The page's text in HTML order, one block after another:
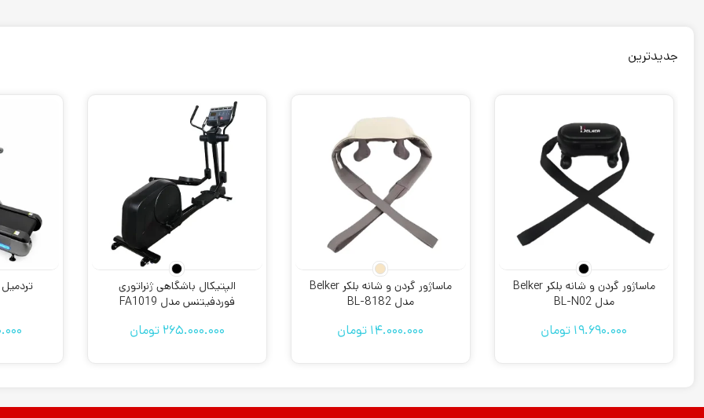
جدیدترین
ماساژور گردن و شانه بلکر Belker
مدل BL-N02
19.690.000 تومان
ماساژور گردن و شانه بلکر Belker
مدل BL-8182
14.000.000 تومان
الپتیکال باشگاهی ژنراتوری
فوردفیتنس مدل FA1019
265.000.000 تومان